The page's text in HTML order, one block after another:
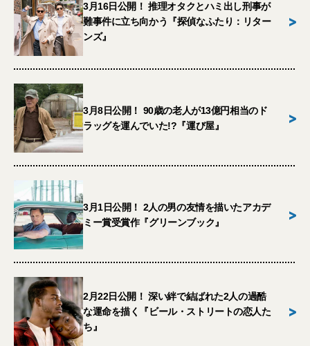
3月16日公開！ 推理オタクとハミ出し刑事が
難事件に立ち向かう『探偵なふたり：リター
ンズ』
>
3月8日公開！ 90歳の老人が13億円相当のド
ラッグを運んでいた!?『運び屋』
>
3月1日公開！ 2人の男の友情を描いたアカデ
ミー賞受賞作『グリーンブック』
>
2月22日公開！ 深い絆で結ばれた2人の過酷
な運命を描く『ビール・ストリートの恋人た
ち』
>